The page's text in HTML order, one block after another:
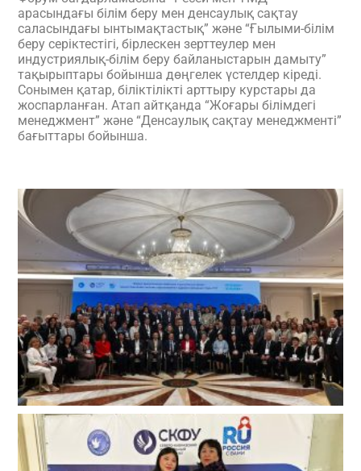
арасындағы білім беру мен денсаулық сақтау
саласындағы ынтымақтастық” және “Ғылыми-білім
беру серіктестігі, бірлескен зерттеулер мен
индустриялық-білім беру байланыстарын дамыту”
тақырыптары бойынша дөңгелек үстелдер кіреді.
Сонымен қатар, біліктілікті арттыру курстары да
жоспарланған. Атап айтқанда “Жоғары білімдегі
менеджмент” және “Денсаулық сақтау менеджменті”
бағыттары бойынша.